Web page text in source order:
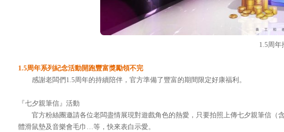
1.5周
1.5周年系列紀念活動開跑豐富獎勵領不完
感謝老闆們1.5周年的持續陪伴，官方準備了豐富的期間限定好康福利。
『七夕親筆信』活動
官方粉絲團邀請各位老闆盡情展現對遊戲角色的熱愛，只要拍照上傳七夕親筆信（
體滑鼠墊及音樂會毛巾…等，快來表白示愛。